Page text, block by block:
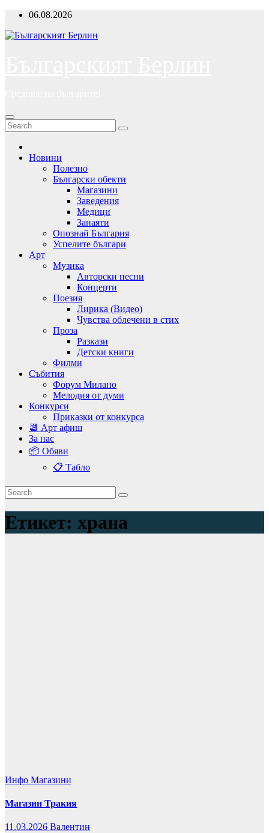
Skip
content
06.08.2026
Новини
Полезно
Български обекти
Магазини
Заведения
Медици
Занаяти
Опознай България
Успелите българи
Арт
Музика
Авторски песни
Концерти
Поезия
Лирика (Видео)
Чувства облечени в стих
Проза
Разкази
Детски книги
Филми
Събития
Форум Милано
Мелодия от думи
Конкурси
Приказки от конкурса
📆 Арт афиш
За нас
📦 Обяви
📋 Табло
Етикет: храна
Инфо Магазини
Магазин Тракия
11.03.2026 Валентин